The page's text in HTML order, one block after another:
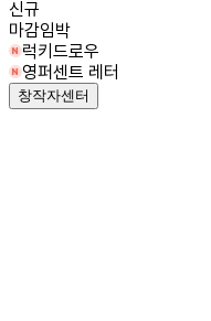
신규
마감임박
럭키드로우
영퍼센트 레터
창작자센터